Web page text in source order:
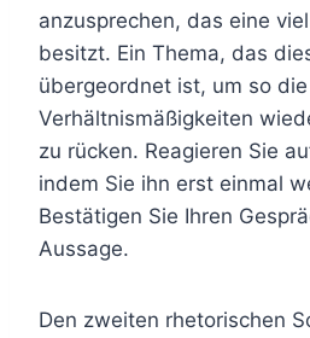
anzusprechen, das eine
besitzt. Ein Thema, das
übergeordnet ist, um so die
Verhältnismäßigkeiten
zu rücken. Reagieren Sie
indem Sie ihn erst einmal
Bestätigen Sie Ihren
Aussage.
Den zweiten rhetorischen